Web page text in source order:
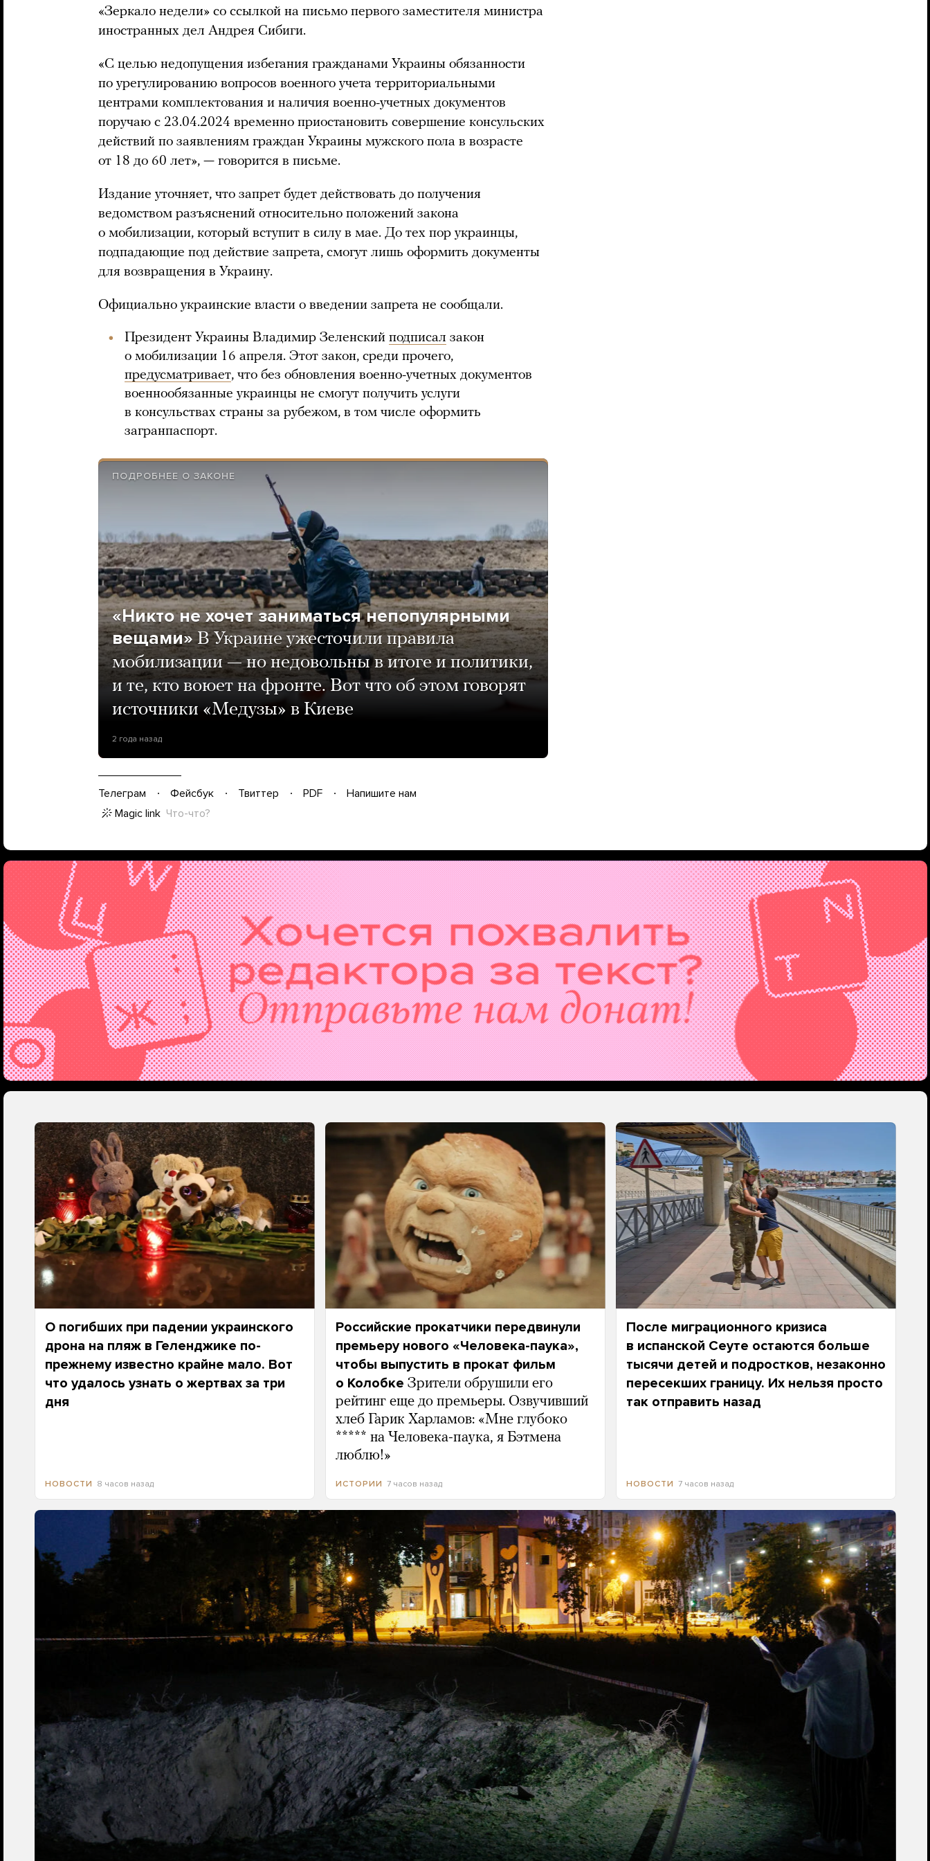
«Зеркало недели» со ссылкой на письмо первого заместителя министра
иностранных дел Андрея Сибиги.
«С целью недопущения избегания гражданами Украины обязанности
по урегулированию вопросов военного учета территориальными
центрами комплектования и наличия военно-учетных документов
поручаю с 23.04.2024 временно приостановить совершение консульских
действий по заявлениям граждан Украины мужского пола в возрасте
от 18 до 60 лет», — говорится в письме.
Издание уточняет, что запрет будет действовать до получения
ведомством разъяснений относительно положений закона
о мобилизации, который вступит в силу в мае. До тех пор украинцы,
подпадающие под действие запрета, смогут лишь оформить документы
для возвращения в Украину.
Официально украинские власти о введении запрета не сообщали.
Президент Украины Владимир Зеленский подписал закон
о мобилизации 16 апреля. Этот закон, среди прочего,
предусматривает, что без обновления военно-учетных документов
военнообязанные украинцы не смогут получить услуги
в консульствах страны за рубежом, в том числе оформить
загранпаспорт.
ПОДРОБНЕЕ О ЗАКОНЕ
«Никто не хочет заниматься непопулярными
вещами» В Украине ужесточили правила
мобилизации — но недовольны в итоге и политики,
и те, кто воюет на фронте. Вот что об этом говорят
источники «Медузы» в Киеве
2 года назад
Телеграм Фейсбук Твиттер PDF
Напишите нам
Magic link Что-что?
О погибших при падении украинского
дрона на пляж в Геленджике по-
прежнему известно крайне мало. Вот
что удалось узнать о жертвах за три
дня
НОВОСТИ 8 часов назад
Российские прокатчики передвинули
премьеру нового «Человека-паука»,
чтобы выпустить в прокат фильм
о Колобке Зрители обрушили его
рейтинг еще до премьеры. Озвучивший
хлеб Гарик Харламов: «Мне глубоко
***** на Человека-паука, я Бэтмена
люблю!»
ИСТОРИИ 7 часов назад
После миграционного кризиса
в испанской Сеуте остаются больше
тысячи детей и подростков, незаконно
пересекших границу. Их нельзя просто
так отправить назад
НОВОСТИ 7 часов назад